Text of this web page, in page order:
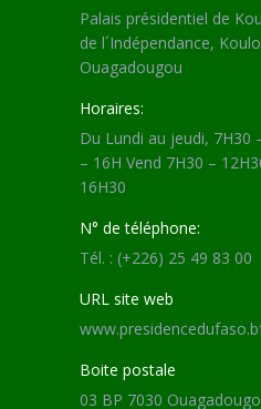
Palais présidentiel de
de l´Indépendance,
Ouagadougou
Horaires:
Du Lundi au jeudi, 7H30
– 16H Vend 7H30 –
16H30
N° de téléphone:
Tél. : (+226) 25 49 83 00
URL site web
Boite postale
03 BP 7030